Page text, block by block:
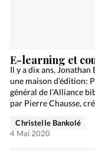
E-learning et
Il y a dix ans,
une maison d’édition:
général de l’Alliance
par Pierre Chausse,
Christelle Bankolé
4 Mai 2020